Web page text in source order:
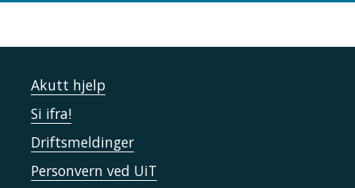
Akutt hjelp
Si ifra!
Driftsmeldinger
Personvern ved UiT